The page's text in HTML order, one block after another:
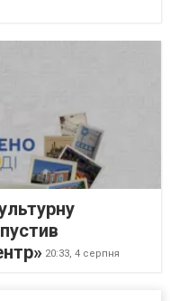
20:33, 4 серпня